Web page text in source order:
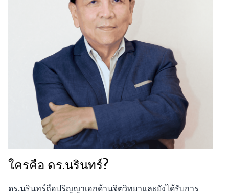
ใครคือ ดร.นรินทร์?
ดร.นรินทร์ถือปริญญาเอกด้านจิตวิทยาและยังได้รับการ